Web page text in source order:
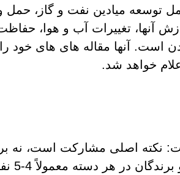
توسعه میادین نفت و گاز، حمل
آنها، تغییرات آب و هوا،
است. آنها مقاله های های خود را
خواهد شد.
نکته اصلی مشارکت است، نه
شدن. به طور سنتی، هیچ برنده ای وجود ندارد و